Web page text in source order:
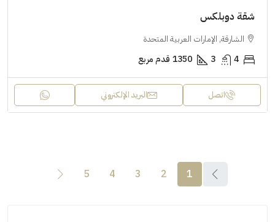
شقة دوبلكس
الشارقة, الإمارات العربية المتحدة
4
3
1350 قدم مربع
اتصل البريد الإلكتروني
1
2
3
4
5